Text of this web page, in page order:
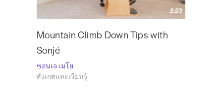
2:23
Mountain Climb Down Tips with
Sonjé
ซอนเจ เมโย
สังเกตและเรียนรู้